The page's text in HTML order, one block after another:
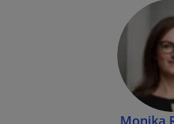
Monika